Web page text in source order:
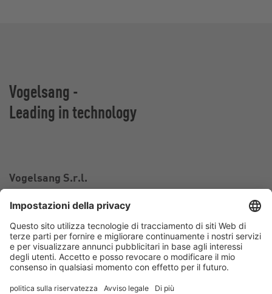
Vogelsang -
Leading in technology
Vogelsang S.r.l.
26025 Pandino CR
Italia
Contatto